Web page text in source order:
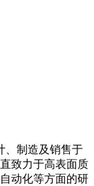
、制造及销售于
致力于高表面质
动化等方面的研